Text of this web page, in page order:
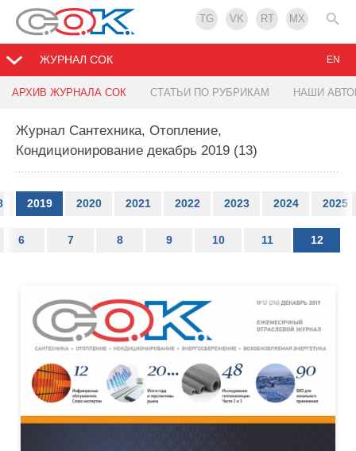
TG VK RT MX
ЖУРНАЛ СОК
АРХИВ ЖУРНАЛА СОК СТАТЬИ ПО РУБРИКАМ НАШИ
EN
Журнал Сантехника, Отопление,
Кондиционирование декабрь 2019 (13)
2019 2020 2021 2022 2023 2024 2025
6 7 8 9 10 11 12